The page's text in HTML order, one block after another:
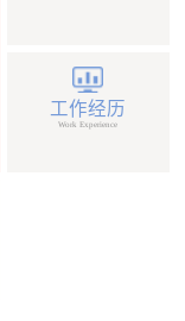
工作经历
Work Experience